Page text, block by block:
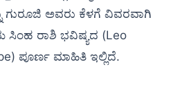
ಗುರೂಜಿ ಅವರು ಕೆಳಗೆ ವಿವರವಾಗಿ
ಸಿಂಹ ರಾಶಿ ಭವಿಷ್ಯದ (Leo
ಪೂರ್ಣ ಮಾಹಿತಿ ಇಲ್ಲಿದೆ.